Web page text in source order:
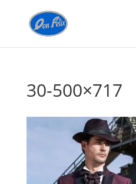
30-500×717